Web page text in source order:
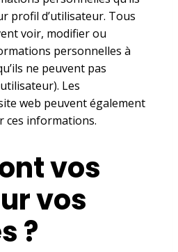
profil d’utilisateur. Tous
voir, modifier ou
personnelles à
ne peuvent pas
Les
web peuvent également
ces informations.
vos
vos
?